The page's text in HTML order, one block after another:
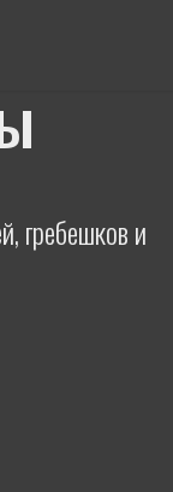
гребешков и